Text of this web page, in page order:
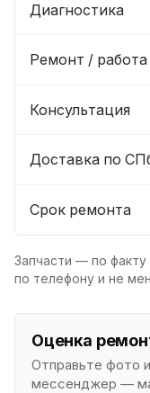
Диагностика
Ремонт /
Консультация
Доставка по
Срок ремонта
Запчасти — по
по телефону и не
Оценка
Отправьте фото
мессенджер —